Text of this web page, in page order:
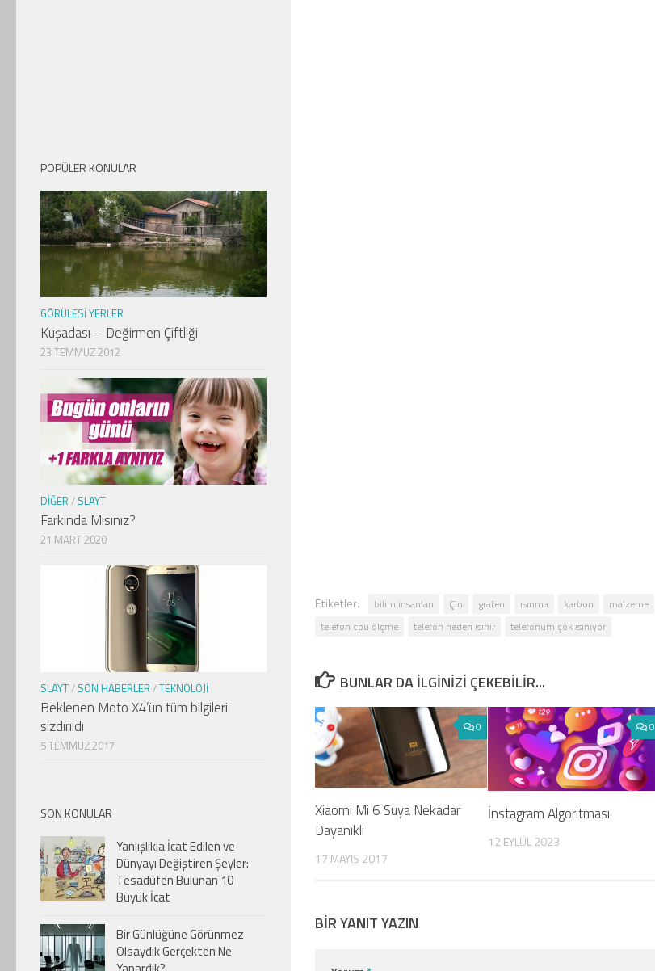
Etiketler: bilim insanları Çin grafen ısınma karbon malzeme
telefon cpu ölçme
telefon neden ısınır telefonum çok ısınıyor
BUNLAR DA ILGINIZI ÇEKEBILIR...
0
Xiaomi Mi 6 Suya Nekadar
Dayanıklı
17 MAYIS 2017
0
İnstagram Algoritması
12 EYLÜL 2023
BIR YANIT YAZIN
POPÜLER KONULAR
GÖRÜLESI YERLER
Kuşadası – Değirmen Çiftliği
23 TEMMUZ 2012
DIĞER / SLAYT
Farkında Mısınız?
21 MART 2020
SLAYT/ SON HABERLER /TEKNOLOJI
Beklenen Moto X4’ün tüm bilgileri
sızdırıldı
5 TEMMUZ 2017
SON KONULAR
Yanlışlıkla İcat Edilen ve
Dünyayı Değiştiren Şeyler:
Tesadüfen Bulunan 10
Büyük İcat
Bir Günlüğüne Görünmez
Olsaydık Gerçekten Ne